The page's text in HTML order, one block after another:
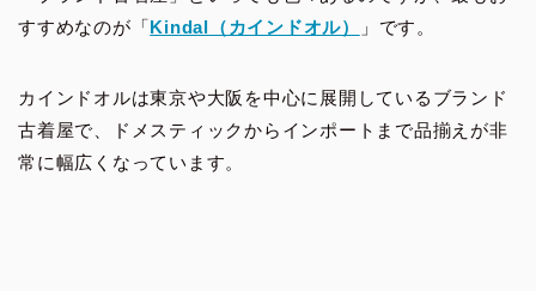
すすめなのが「Kindal（カインドオル） 」です。
カインドオルは東京や大阪を中心に展開しているブランド
古着屋で、ドメスティックからインポートまで品揃えが非
常に幅広くなっています。